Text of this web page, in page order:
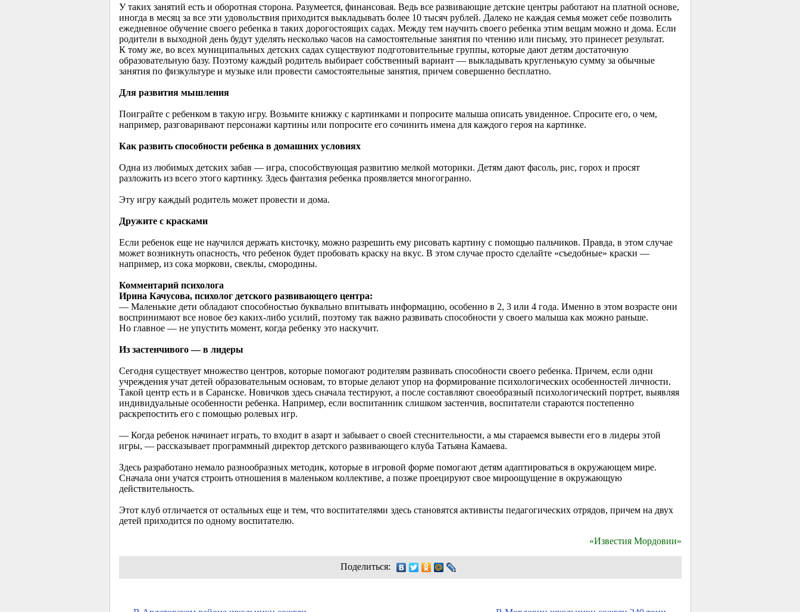
У таких занятий есть и оборотная сторона. Разумеется, финансовая. Ведь все развивающие детские центры работают на платной основе,
иногда в месяц за все эти удовольствия приходится выкладывать более 10 тысяч рублей. Далеко не каждая семья может себе позволить
ежедневное обучение своего ребенка в таких дорогостоящих садах. Между тем научить своего ребенка этим вещам можно и дома. Если
родители в выходной день будут уделять несколько часов на самостоятельные занятия по чтению или письму, это принесет результат.
К тому же, во всех муниципальных детских садах существуют подготовительные группы, которые дают детям достаточную
образовательную базу. Поэтому каждый родитель выбирает собственный вариант — выкладывать кругленькую сумму за обычные
занятия по физкультуре и музыке или провести самостоятельные занятия, причем совершенно бесплатно.
Для развития мышления
Поиграйте с ребенком в такую игру. Возьмите книжку с картинками и попросите малыша описать увиденное. Спросите его, о чем,
например, разговаривают персонажи картины или попросите его сочинить имена для каждого героя на картинке.
Как развить способности ребенка в домашних условиях
Одна из любимых детских забав — игра, способствующая развитию мелкой моторики. Детям дают фасоль, рис, горох и просят
разложить из всего этого картинку. Здесь фантазия ребенка проявляется многогранно.
Эту игру каждый родитель может провести и дома.
Дружите с красками
Если ребенок еще не научился держать кисточку, можно разрешить ему рисовать картину с помощью пальчиков. Правда, в этом случае
может возникнуть опасность, что ребенок будет пробовать краску на вкус. В этом случае просто сделайте «съедобные» краски —
например, из сока моркови, свеклы, смородины.
Комментарий психолога
Ирина Качусова, психолог детского развивающего центра:
— Маленькие дети обладают способностью буквально впитывать информацию, особенно в 2, 3 или 4 года. Именно в этом возрасте они
воспринимают все новое без каких-либо усилий, поэтому так важно развивать способности у своего малыша как можно раньше.
Но главное — не упустить момент, когда ребенку это наскучит.
Из застенчивого — в лидеры
Сегодня существует множество центров, которые помогают родителям развивать способности своего ребенка. Причем, если одни
учреждения учат детей образовательным основам, то вторые делают упор на формирование психологических особенностей личности.
Такой центр есть и в Саранске. Новичков здесь сначала тестируют, а после составляют своеобразный психологический портрет, выявляя
индивидуальные особенности ребенка. Например, если воспитанник слишком застенчив, воспитатели стараются постепенно
раскрепостить его с помощью ролевых игр.
— Когда ребенок начинает играть, то входит в азарт и забывает о своей стеснительности, а мы стараемся вывести его в лидеры этой
игры, — рассказывает программный директор детского развивающего клуба Татьяна Камаева.
Здесь разработано немало разнообразных методик, которые в игровой форме помогают детям адаптироваться в окружающем мире.
Сначала они учатся строить отношения в маленьком коллективе, а позже проецируют свое мироощущение в окружающую
действительность.
Этот клуб отличается от остальных еще и тем, что воспитателями здесь становятся активисты педагогических отрядов, причем на двух
детей приходится по одному воспитателю.
«Известия Мордовии»
Поделиться: